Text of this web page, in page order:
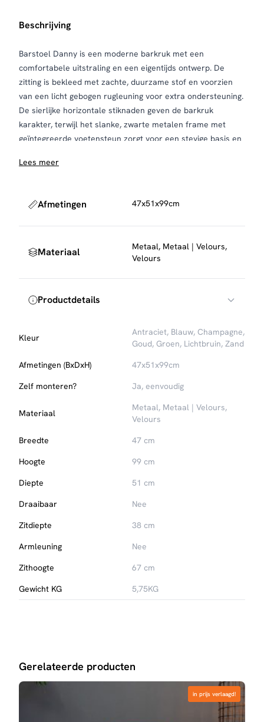
Beschrijving
Barstoel Danny is een moderne barkruk met een
comfortabele uitstraling en een eigentijds ontwerp. De
zitting is bekleed met zachte, duurzame stof en voorzien
van een licht gebogen rugleuning voor extra ondersteuning.
De sierlijke horizontale stiknaden geven de barkruk
karakter, terwijl het slanke, zwarte metalen frame met
geïntegreerde voetensteun zorgt voor een stevige basis en
meerdere kleuren, waaronder army green, antraciet,
van twee stuks.
Onderhoud en bescherming
regelmatig te stofzuigen met een zachte meubelborstel.
impregneerspraygebruiken, die eenvoudig mee te
bestellen is. Daarnaast adviseren we om viltjes of dopjes
onder de poten te plaatsen om je vloer te beschermen
Lees meer
Afmetingen 47x51x99cm
Materiaal
Metaal, Metaal | Velours,
Velours
Productdetails
Kleur
Antraciet, Blauw, Champagne,
Goud, Groen, Lichtbruin, Zand
Afmetingen (BxDxH)
47x51x99cm
Zelf monteren?
Ja, eenvoudig
Materiaal
Metaal, Metaal | Velours,
Velours
Breedte
47 cm
Hoogte
99 cm
Diepte
51 cm
Draaibaar
Nee
Zitdiepte
38 cm
Armleuning
Nee
Zithoogte
67 cm
Gewicht KG
5,75KG
Gerelateerde producten
in prijs verlaagd!
in prijs verlaagd!